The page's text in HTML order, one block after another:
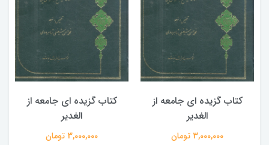
کتاب گزیده ای جامعه از
الغدیر
3,000,000 تومان
کتاب گزیده ای جامعه از
الغدیر
3,000,000 تومان